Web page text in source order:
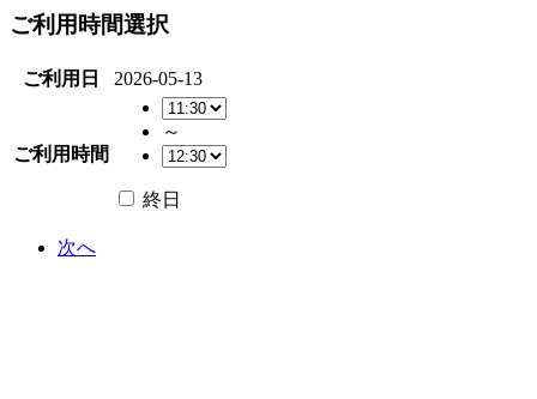
ご利用時間選択
ご利用日 2026-05-13
ご利用時間
～
終日
次へ